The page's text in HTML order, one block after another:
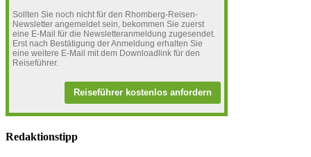
Sollten Sie noch nicht für den Rhomberg-Reisen-
Newsletter angemeldet sein, bekommen Sie zuerst
eine E-Mail für die Newsletteranmeldung zugesendet.
Erst nach Bestätigung der Anmeldung erhalten Sie
eine weitere E-Mail mit dem Downloadlink für den
Reiseführer.
Reiseführer kostenlos anfordern
Redaktionstipp